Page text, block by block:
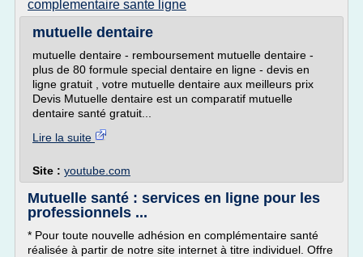
complementaire sante ligne
mutuelle dentaire
mutuelle dentaire - remboursement mutuelle dentaire -
plus de 80 formule special dentaire en ligne - devis en
ligne gratuit , votre mutuelle dentaire aux meilleurs prix
Devis Mutuelle dentaire est un comparatif mutuelle
dentaire santé gratuit...
Lire la suite
Site : youtube.com
Mutuelle santé : services en ligne pour les
professionnels ...
* Pour toute nouvelle adhésion en complémentaire santé
réalisée à partir de notre site internet à titre individuel. Offre